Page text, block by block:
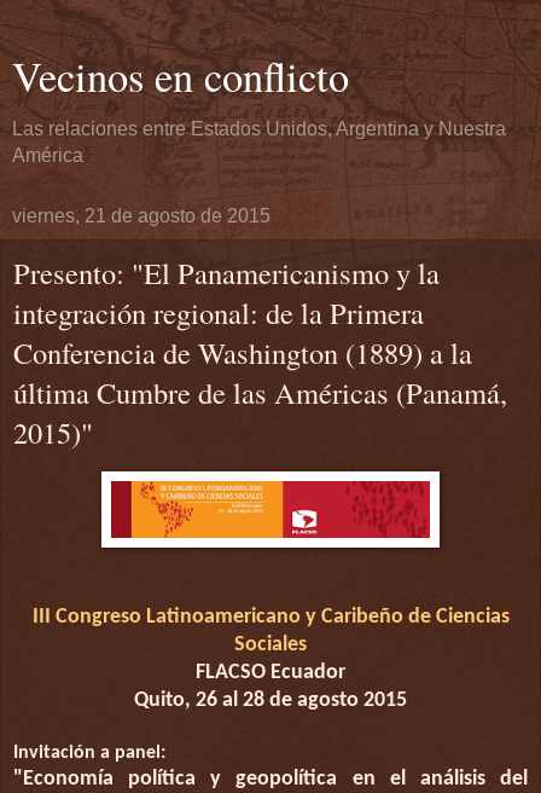
Vecinos en conflicto
Las relaciones entre Estados Unidos, Argentina y Nuestra
América
viernes, 21 de agosto de 2015
Presento: "El Pana­mericanismo y la
integración regional: de la Primera
Conferencia de Washington (1889) a la
última Cumbre de las Américas (Pa­namá,
2015)"
III Congreso Latinoamericano y Caribeño de Ciencias
Sociales
FLACSO Ecuador
Quito, 26 al 28 de agosto 2015
Invitación a panel:
"Economía política y geopolítica en el análisis del